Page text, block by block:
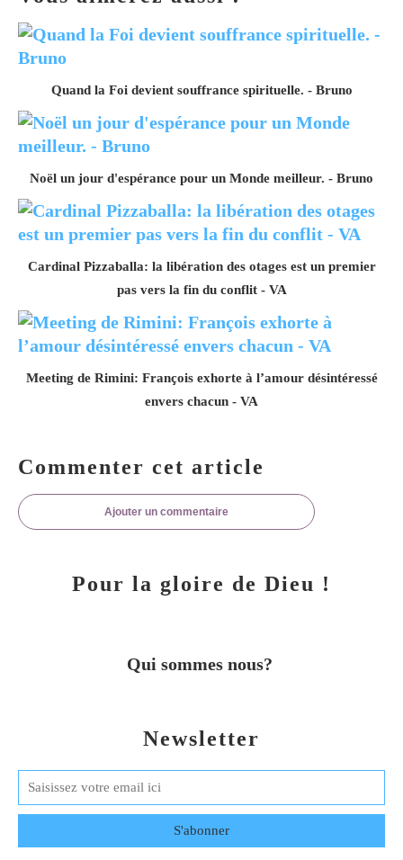
Quand la Foi devient souffrance spirituelle. - Bruno
Noël un jour d'espérance pour un Monde meilleur. - Bruno
Cardinal Pizzaballa: la libération des otages est un premier
pas vers la fin du conflit - VA
Meeting de Rimini: François exhorte à l’amour désintéressé
envers chacun - VA
Commenter cet article
Ajouter un commentaire
Newsletter
Pour la gloire de Dieu !
Qui sommes nous?